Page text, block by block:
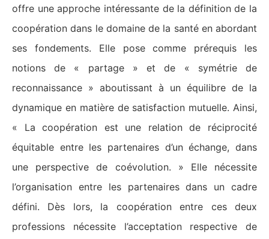
offre une approche intéressante de la définition de la
coopération dans le domaine de la santé en abordant
ses fondements. Elle pose comme prérequis les
notions de « partage » et de « symétrie de
reconnaissance » aboutissant à un équilibre de la
dynamique en matière de satisfaction mutuelle. Ainsi,
« La coopération est une relation de réciprocité
équitable entre les partenaires d’un échange, dans
une perspective de coévolution. » Elle nécessite
l’organisation entre les partenaires dans un cadre
défini. Dès lors, la coopération entre ces deux
professions nécessite l’acceptation respective de